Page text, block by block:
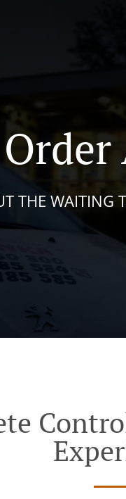
Order
THE WAITING